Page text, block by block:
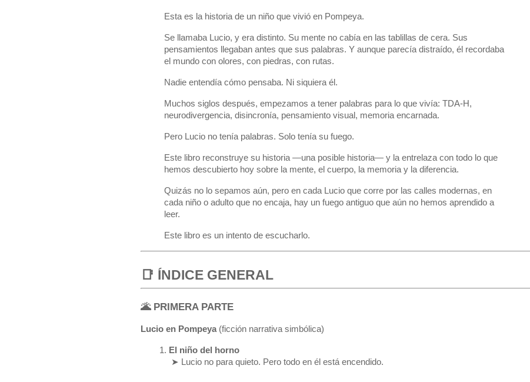
Esta es la historia de un niño que vivió en Pompeya.
Se llamaba Lucio, y era distinto. Su mente no cabía en las tablillas de cera. Sus
pensamientos llegaban antes que sus palabras. Y aunque parecía distraído, él recordaba
el mundo con olores, con piedras, con rutas.
Nadie entendía cómo pensaba. Ni siquiera él.
Muchos siglos después, empezamos a tener palabras para lo que vivía: TDA-H,
neurodivergencia, disincronía, pensamiento visual, memoria encarnada.
Pero Lucio no tenía palabras. Solo tenía su fuego.
Este libro reconstruye su historia —una posible historia— y la entrelaza con todo lo que
hemos descubierto hoy sobre la mente, el cuerpo, la memoria y la diferencia.
Quizás no lo sepamos aún, pero en cada Lucio que corre por las calles modernas, en
cada niño o adulto que no encaja, hay un fuego antiguo que aún no hemos aprendido a
leer.
Este libro es un intento de escucharlo.
📑 ÍNDICE GENERAL
🌋 PRIMERA PARTE
Lucio en Pompeya(ficción narrativa simbólica)
El niño del horno
➤ Lucio no para quieto. Pero todo en él está encendido.